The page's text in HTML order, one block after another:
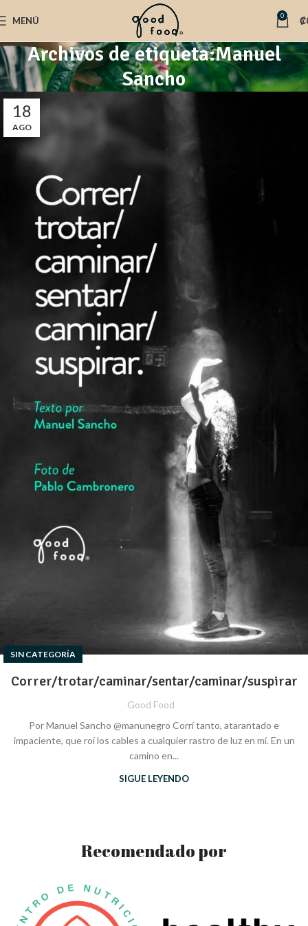
MENÚ 0 ₡
Archivos de etiqueta:Manuel
Sancho
18
AGO
SIN CATEGORÍA
Correr/trotar/caminar/sentar/caminar/suspirar
Good Food
Por Manuel Sancho @manunegro Corrí tanto, atarantado e
impaciente, que roí los cables a cualquier rastro de luz en mí. En un
camino en...
SIGUE LEYENDO
Recomendado por